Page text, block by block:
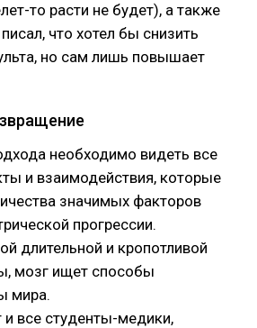
то расти не будет), а также
что хотел бы снизить
но сам лишь повышает
необходимо видеть все
и взаимодействия, которые
значимых факторов
прогрессии.
длительной и кропотливой
мозг ищет способы
мира.
и все студенты-медики,